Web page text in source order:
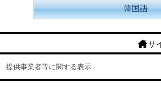
韓国語
サ
提供事業者等に関する表示